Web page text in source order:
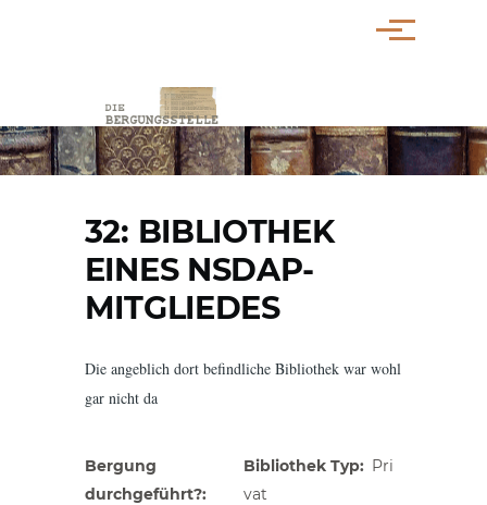
Menü
PFADNAVIGATION
32: BIBLIOTHEK
EINES NSDAP-
MITGLIEDES
Die angeblich dort befindliche Bibliothek war wohl
gar nicht da
Bergung
durchgeführt?
Bibliothek Typ
Pri
vat